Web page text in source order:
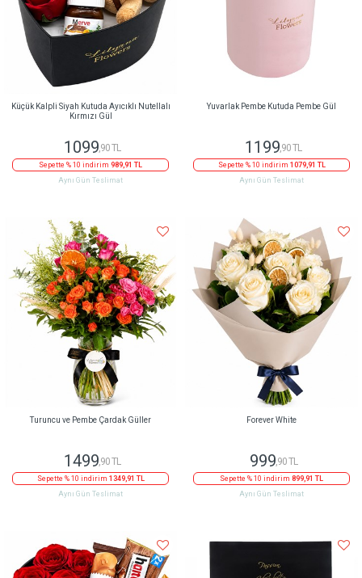
Küçük Kalpli Siyah Kutuda Ayıcıklı Nutellalı
Kırmızı Gül
1099 ,90 TL
Sepette % 10 indirim 989,91 TL
Aynı Gün Teslimat
Yuvarlak Pembe Kutuda Pembe Gül
1199 ,90 TL
Sepette % 10 indirim 1079,91 TL
Aynı Gün Teslimat
Turuncu ve Pembe Çardak Güller
1499,90 TL
Sepette % 10 indirim 1349,91 TL
Aynı Gün Teslimat
Forever White
999,90 TL
Sepette % 10 indirim 899,91 TL
Aynı Gün Teslimat